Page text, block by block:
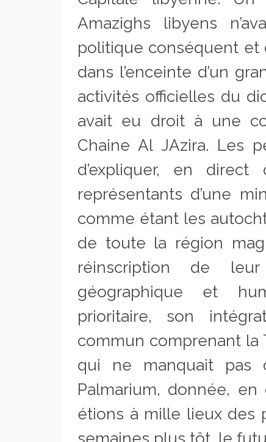
Amazighs libyens
politique conséquent et
dans l’enceinte d’un
activités officielles du
avait eu droit à une
Chaine Al JAzira. Les
d’expliquer, en
représentants d’une
comme étant les
de toute la région
réinscription de
géographique et
prioritaire, son
commun comprenant la
qui ne manquait pas
Palmarium, donnée,
étions à mille lieux des
semaines plus tôt, le